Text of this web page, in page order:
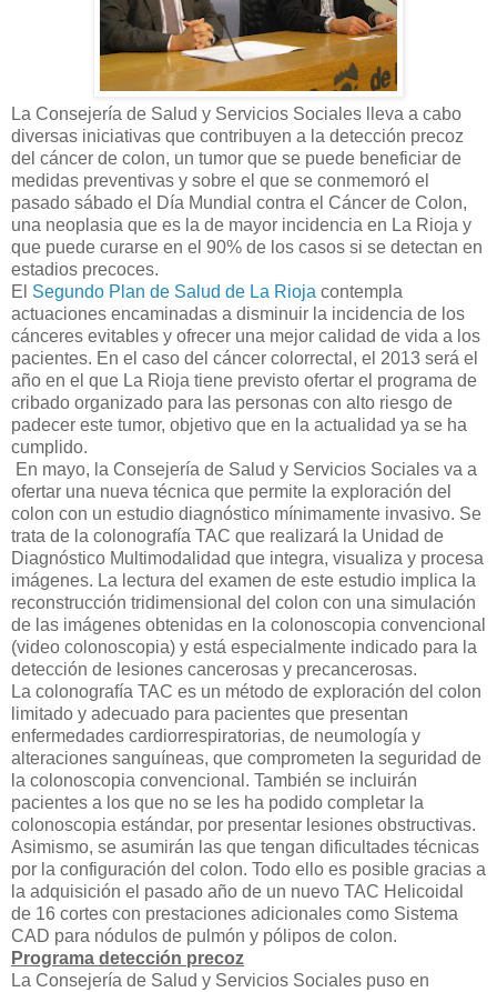
La Consejería de Salud y Servicios Sociales lleva a cabo
diversas iniciativas que contribuyen a la detección precoz
del cáncer de colon, un tumor que se puede beneficiar de
medidas preventivas y sobre el que se conmemoró el
pasado sábado el Día Mundial contra el Cáncer de Colon,
una neoplasia que es la de mayor incidencia en La Rioja y
que puede curarse en el 90% de los casos si se detectan en
estadios precoces.
El Segundo Plan de Salud de La Rioja contempla
actuaciones encaminadas a disminuir la incidencia de los
cánceres evitables y ofrecer una mejor calidad de vida a los
pacientes. En el caso del cáncer colorrectal, el 2013 será el
año en el que La Rioja tiene previsto ofertar el programa de
cribado organizado para las personas con alto riesgo de
padecer este tumor, objetivo que en la actualidad ya se ha
cumplido.
En mayo, la Consejería de Salud y Servicios Sociales va a
ofertar una nueva técnica que permite la exploración del
colon con un estudio diagnóstico mínimamente invasivo. Se
trata de la colonografía TAC que realizará la Unidad de
Diagnóstico Multimodalidad que integra, visualiza y procesa
imágenes. La lectura del examen de este estudio implica la
reconstrucción tridimensional del colon con una simulación
de las imágenes obtenidas en la colonoscopia convencional
(video colonoscopia) y está especialmente indicado para la
detección de lesiones cancerosas y precancerosas.
La colonografía TAC es un método de exploración del colon
limitado y adecuado para pacientes que presentan
enfermedades cardiorrespiratorias, de neumología y
alteraciones sanguíneas, que comprometen la seguridad de
la colonoscopia convencional. También se incluirán
pacientes a los que no se les ha podido completar la
colonoscopia estándar, por presentar lesiones obstructivas.
Asimismo, se asumirán las que tengan dificultades técnicas
por la configuración del colon. Todo ello es posible gracias a
la adquisición el pasado año de un nuevo TAC Helicoidal
de 16 cortes con prestaciones adicionales como Sistema
CAD para nódulos de pulmón y pólipos de colon.
Programa detección precoz
La Consejería de Salud y Servicios Sociales puso en